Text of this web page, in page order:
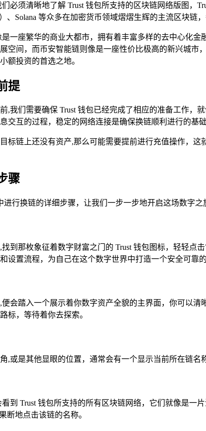
必须清晰地了解 Trust 钱包所支持的区块链网络版图，
、Solana 等众多在加密货币领域熠熠生辉的主流区块
一座繁华的商业大都市，拥有着丰富多样的去中心化
空间，而币安智能链则像是一座性价比极高的新兴城
额投资的首选之地。
提
,我们需要确保 Trust 钱包已经完成了相应的准备工作
交互的过程，稳定的网络连接是确保换链顺利进行的基础
标链上还没有资产,那么可能需要提前进行充值操作，
骤
进行换链的详细步骤，让我们一步一步地开启这场数字之
到那枚象征着数字财富之门的 Trust 钱包图标，轻轻点
设置流程，为自己在这个数字世界中打造一个安全可靠的
会踏入一个展示着你数字资产全貌的主界面，你可以
标，等待着你去探索。
,或是其他显眼的位置，通常会有一个显示当前所在链
到 Trust 钱包所支持的所有区块链网络，它们就像是
断地点击该链的名称。